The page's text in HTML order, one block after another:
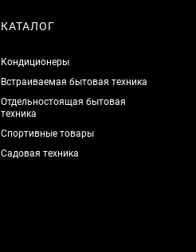
КАТАЛОГ
Кондиционеры
Встраиваемая бытовая техника
Отдельностоящая бытовая
техника
Спортивные товары
Садовая техника